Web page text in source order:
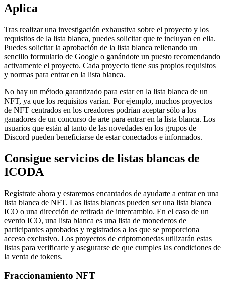
Aplica
Tras realizar una investigación exhaustiva sobre el proyecto y los
requisitos de la lista blanca, puedes solicitar que te incluyan en ella.
Puedes solicitar la aprobación de la lista blanca rellenando un
sencillo formulario de Google o ganándote un puesto recomendando
activamente el proyecto. Cada proyecto tiene sus propios requisitos
y normas para entrar en la lista blanca.
No hay un método garantizado para estar en la lista blanca de un
NFT, ya que los requisitos varían. Por ejemplo, muchos proyectos
de NFT centrados en los creadores podrían aceptar sólo a los
ganadores de un concurso de arte para entrar en la lista blanca. Los
usuarios que están al tanto de las novedades en los grupos de
Discord pueden beneficiarse de estar conectados e informados.
Consigue servicios de listas blancas de
ICODA
Regístrate ahora y estaremos encantados de ayudarte a entrar en una
lista blanca de NFT. Las listas blancas pueden ser una lista blanca
ICO o una dirección de retirada de intercambio. En el caso de un
evento ICO, una lista blanca es una lista de monederos de
participantes aprobados y registrados a los que se proporciona
acceso exclusivo. Los proyectos de criptomonedas utilizarán estas
listas para verificarte y asegurarse de que cumples las condiciones de
la venta de tokens.
Fraccionamiento NFT